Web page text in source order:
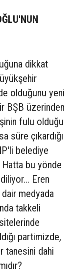
dikkat
olduğunu yeni
BŞB üzerinden
fulu olduğu
süre çıkardığı
belediye
Hatta bu yönde
Eren
dair medyada
takkeli
partimizde,
tanesini dahi